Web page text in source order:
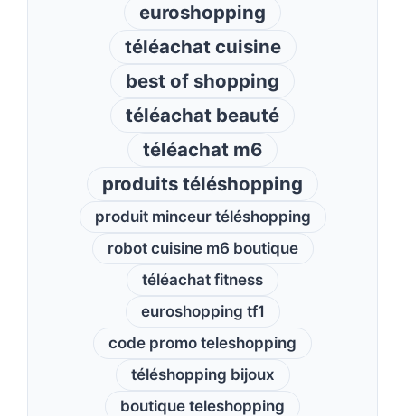
euroshopping
téléachat cuisine
best of shopping
téléachat beauté
téléachat m6
produits téléshopping
produit minceur téléshopping
robot cuisine m6 boutique
téléachat fitness
euroshopping tf1
code promo teleshopping
téléshopping bijoux
boutique teleshopping